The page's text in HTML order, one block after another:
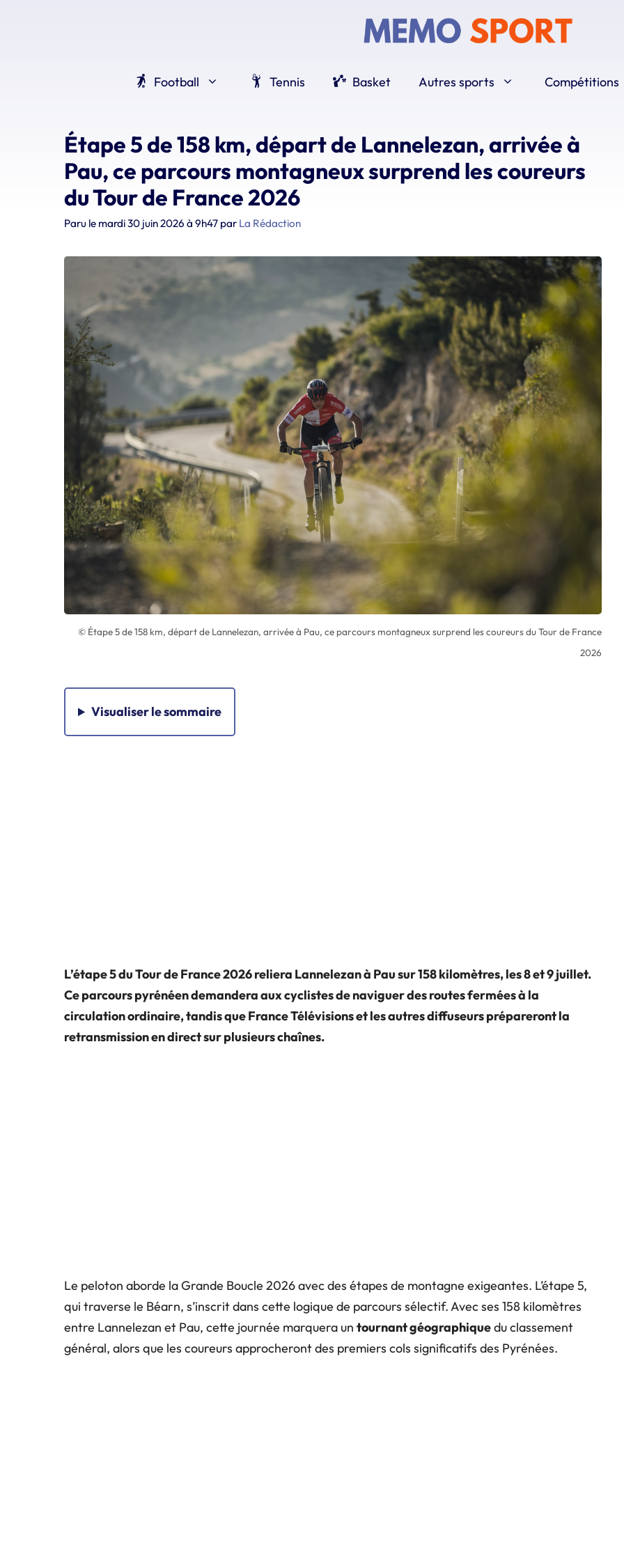
Football
Tennis Basket Autres sports Compétitions
Étape 5 de 158 km, départ de Lannelezan, arrivée à
Pau, ce parcours montagneux surprend les coureurs
du Tour de France 2026
Paru le mardi 30 juin 2026 à 9h47 par La Rédaction
© Étape 5 de 158 km, départ de Lannelezan, arrivée à Pau, ce parcours montagneux surprend les coureurs du Tour de France
2026
Visualiserle sommaire
L’étape 5 du Tour de France 2026 reliera Lannelezan à Pau sur 158 kilomètres, les 8 et 9 juillet.
Ce parcours pyrénéen demandera aux cyclistes de naviguer des routes fermées à la
circulation ordinaire, tandis que France Télévisions et les autres diffuseurs prépareront la
retransmission en direct sur plusieurs chaînes.
Le peloton aborde la Grande Boucle 2026 avec des étapes de montagne exigeantes. L’étape 5,
qui traverse le Béarn, s’inscrit dans cette logique de parcours sélectif. Avec ses 158 kilomètres
entre Lannelezan et Pau, cette journée marquera un tournant géographiquedu classement
général, alors que les coureurs approcheront des premiers cols significatifs des Pyrénées.